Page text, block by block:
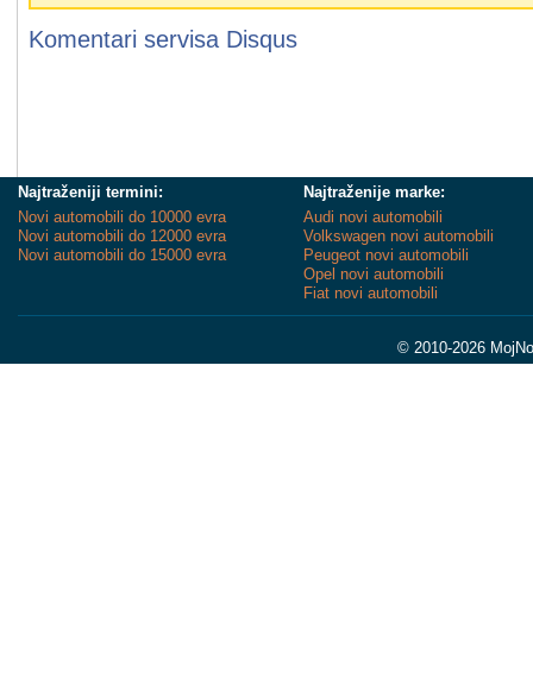
Komentari servisa Disqus
Najtraženiji termini:
Novi automobili do 10000 evra
Novi automobili do 12000 evra
Novi automobili do 15000 evra
Najtraženije marke:
Audi novi automobili
Volkswagen novi automobili
Peugeot novi automobili
Opel novi automobili
Fiat novi automobili
© 2010-2026